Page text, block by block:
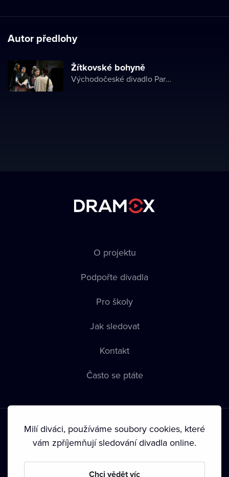
Autor předlohy
Žítkovské bohyně
Východočeské divadlo Pardubice
O projektu
Podpořte divadla
Pro školy
Jak sledovat
Kontakt
Často se ptáte
Podmínky používání • Ochrana soukromí • Zásady používání
• Autorská práva•
Milí diváci, používáme soubory cookies, které
vám zpříjemňují sledování divadla online.
Chci vědět víc